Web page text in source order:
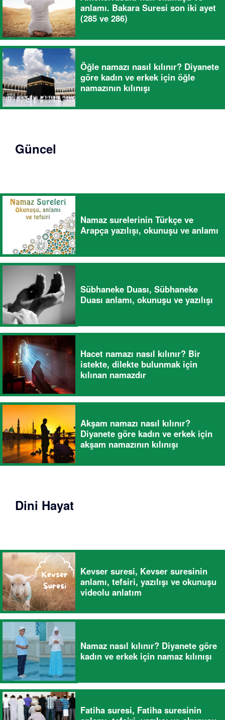
anlamı. Bakara Suresi son iki ayet
(285 ve 286)
Öğle namazı nasıl kılınır? Diyanete
göre kadın ve erkek için öğle
namazının kılınışı
Güncel
Namaz surelerinin Türkçe ve
Arapça yazılışı, okunuşu ve anlamı
Sübhaneke Duası, Sübhaneke
Duası anlamı, okunuşu ve yazılışı
Hacet namazı nasıl kılınır? Bir
istekte, dilekte bulunmak için
kılınan namazdır
Akşam namazı nasıl kılınır?
Diyanete göre kadın ve erkek için
akşam namazının kılınışı
Dini Hayat
Kevser suresi, Kevser suresinin
anlamı, tefsiri, yazılışı ve okunuşu
videolu anlatım
Namaz nasıl kılınır? Diyanete göre
kadın ve erkek için namaz kılınışı
Fatiha suresi, Fatiha suresinin